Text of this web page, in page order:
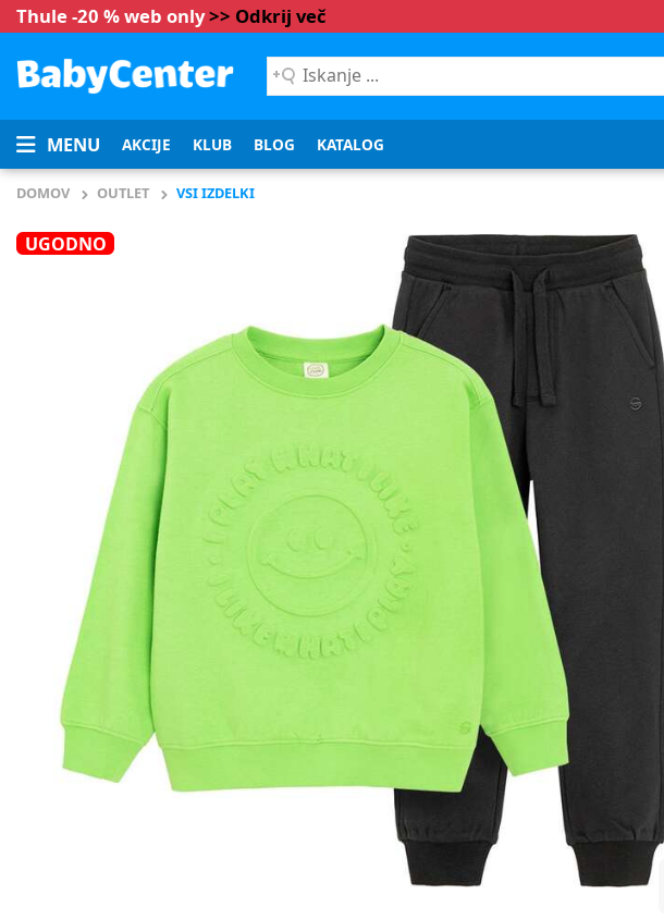
Thule -20 % web only>> Odkrij več
Iskanje
...
MENU AKCIJE KLUB BLOG KATALOG
DOMOV OUTLET VSI IZDELKI
UGODNO